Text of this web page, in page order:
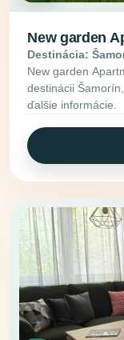
New garden
Destinácia:
New garden
destinácii
ďalšie informácie.